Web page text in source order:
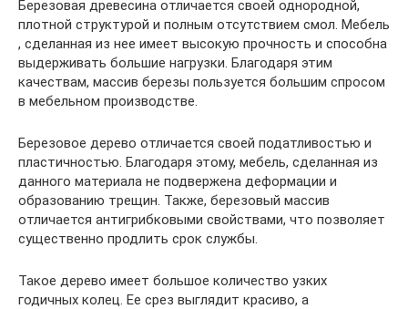
Березовая древесина отличается своей однородной,
плотной структурой и полным отсутствием смол. Мебель
, сделанная из нее имеет высокую прочность и способна
выдерживать большие нагрузки. Благодаря этим
качествам, массив березы пользуется большим спросом
в мебельном производстве.
Березовое дерево отличается своей податливостью и
пластичностью. Благодаря этому, мебель, сделанная из
данного материала не подвержена деформации и
образованию трещин. Также, березовый массив
отличается антигрибковыми свойствами, что позволяет
существенно продлить срок службы.
Такое дерево имеет большое количество узких
годичных колец. Ее срез выглядит красиво, а